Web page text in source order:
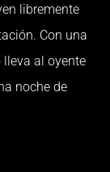
libremente
Con una
al oyente
noche de